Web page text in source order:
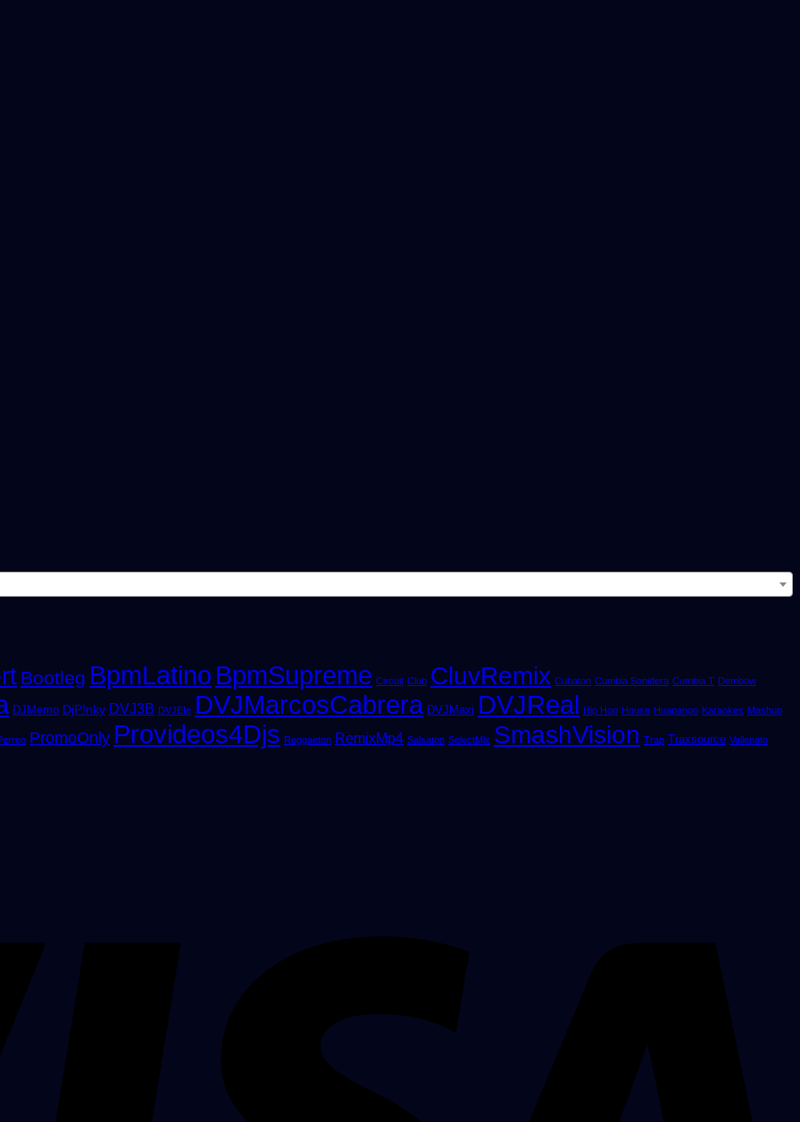
Bootleg BpmLatino BpmSupreme Circuit Club CluvRemix Cubaton Cumbia Sonidera Cumbia T Dembow
DJMemo DjP!nky DVJ3B DVJEfe DVJMarcosCabrera DVJMaxi DVJReal Hip Hop House Huapango Karaokes Mashup
PromoOnly Provideos4Djs Reggaeton RemixMp4 Salsaton SelectMix SmashVision Trap Traxsource Vallenato